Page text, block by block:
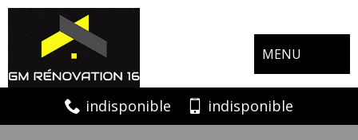
MENU
indisponible indisponible